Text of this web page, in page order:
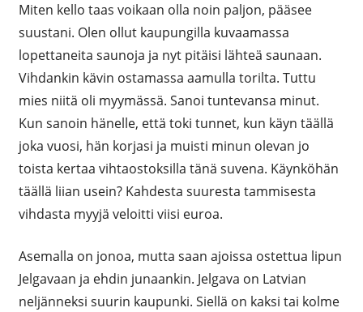
Miten kello taas voikaan olla noin paljon, pääsee
suustani. Olen ollut kaupungilla kuvaamassa
lopettaneita saunoja ja nyt pitäisi lähteä saunaan.
Vihdankin kävin ostamassa aamulla torilta. Tuttu
mies niitä oli myymässä. Sanoi tuntevansa minut.
Kun sanoin hänelle, että toki tunnet, kun käyn täällä
joka vuosi, hän korjasi ja muisti minun olevan jo
toista kertaa vihtaostoksilla tänä suvena. Käynköhän
täällä liian usein? Kahdesta suuresta tammisesta
vihdasta myyjä veloitti viisi euroa.
Asemalla on jonoa, mutta saan ajoissa ostettua lipun
Jelgavaan ja ehdin junaankin. Jelgava on Latvian
neljänneksi suurin kaupunki. Siellä on kaksi tai kolme